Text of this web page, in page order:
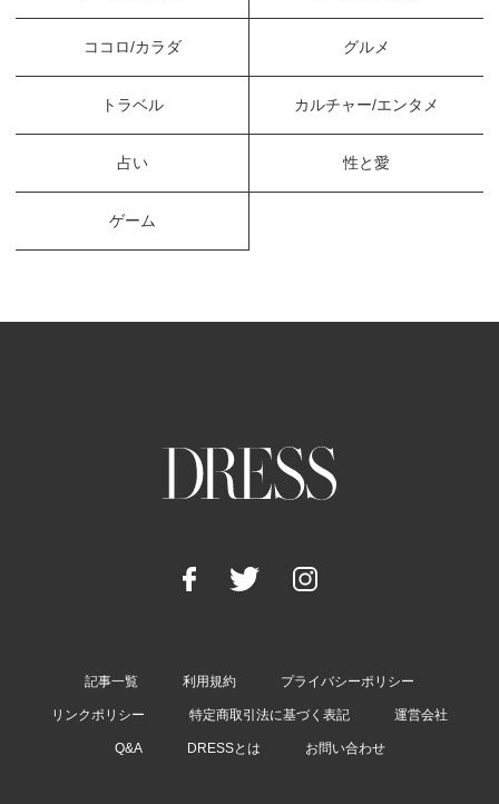
ココロ/カラダ グルメ
トラベル カルチャー/エンタメ
占い 性と愛
ゲーム
記事一覧 利用規約 プライバシーポリシー
リンクポリシー 特定商取引法に基づく表記 運営会社
Q&A DRESSとは お問い合わせ